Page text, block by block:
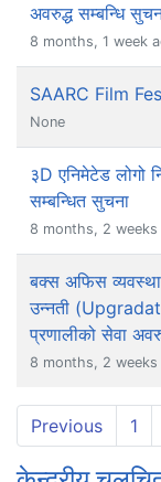
अवरुद्ध सम्बन्धि
8 months, 1 week
SAARC Film
None
३D एनिमेटेड लोगो
सम्बन्धित सुचना
8 months, 2 weeks
बक्स अफिस
उन्नती
प्रणालीको सेवा
8 months, 2 weeks
Previous 1